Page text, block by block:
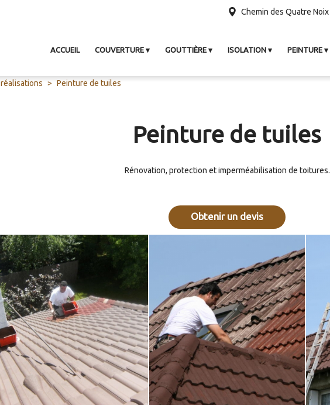
Chemin des Quatre Noix
ACCUEIL COUVERTURE GOUTTIÈRE ISOLATION PEINTURE
réalisations Peinture de tuiles
Peinture de tuiles
Rénovation, protection et imperméabilisation de toitures.
Obtenir un devis